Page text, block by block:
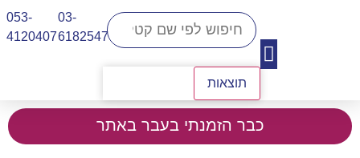
תוצאות
03-
6182547
053-
4120407​
כבר הזמנתי בעבר באתר